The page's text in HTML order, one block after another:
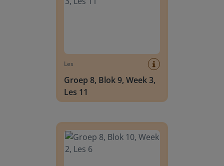
Les
Groep 8, Blok 9, Week 3,
Les 11